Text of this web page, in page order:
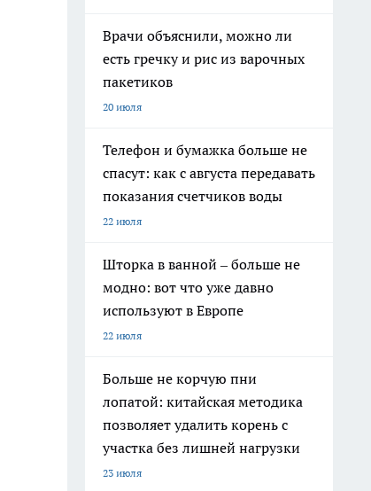
Врачи объяснили, можно ли
есть гречку и рис из варочных
пакетиков
20 июля
Телефон и бумажка больше не
спасут: как с августа передавать
показания счетчиков воды
22 июля
Шторка в ванной – больше не
модно: вот что уже давно
используют в Европе
22 июля
Больше не корчую пни
лопатой: китайская методика
позволяет удалить корень с
участка без лишней нагрузки
23 июля